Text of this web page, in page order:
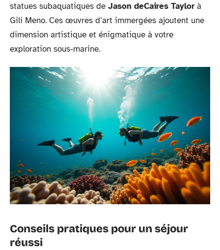
statues subaquatiques de Jason deCaires Taylor à
Gili Meno. Ces œuvres d’art immergées ajoutent une
dimension artistique et énigmatique à votre
exploration sous-marine.
Conseils pratiques pour un séjour
réussi